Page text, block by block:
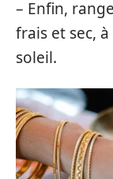
– Enfin,
frais et sec,
soleil.